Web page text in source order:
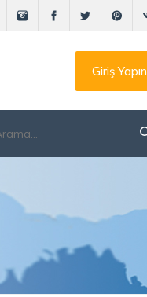
Giriş Yapın